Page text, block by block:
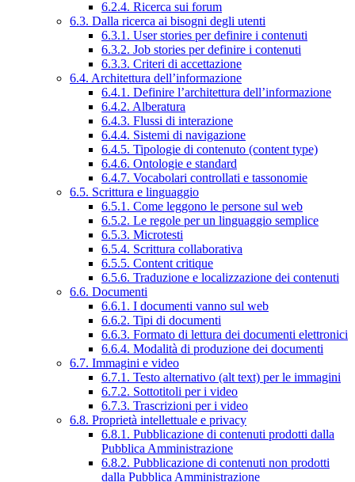
6.2.4. Ricerca sui forum
6.3. Dalla ricerca ai bisogni degli utenti
6.3.1. User stories per definire i contenuti
6.3.2. Job stories per definire i contenuti
6.3.3. Criteri di accettazione
6.4. Architettura dell’informazione
6.4.1. Definire l’architettura dell’informazione
6.4.2. Alberatura
6.4.3. Flussi di interazione
6.4.4. Sistemi di navigazione
6.4.5. Tipologie di contenuto (content type)
6.4.6. Ontologie e standard
6.4.7. Vocabolari controllati e tassonomie
6.5. Scrittura e linguaggio
6.5.1. Come leggono le persone sul web
6.5.2. Le regole per un linguaggio semplice
6.5.3. Microtesti
6.5.4. Scrittura collaborativa
6.5.5. Content critique
6.5.6. Traduzione e localizzazione dei contenuti
6.6. Documenti
6.6.1. I documenti vanno sul web
6.6.2. Tipi di documenti
6.6.3. Formato di lettura dei documenti elettronici
6.6.4. Modalità di produzione dei documenti
6.7. Immagini e video
6.7.1. Testo alternativo (alt text) per le immagini
6.7.2. Sottotitoli per i video
6.7.3. Trascrizioni per i video
6.8. Proprietà intellettuale e privacy
6.8.1. Pubblicazione di contenuti prodotti dalla
Pubblica Amministrazione
6.8.2. Pubblicazione di contenuti non prodotti
dalla Pubblica Amministrazione